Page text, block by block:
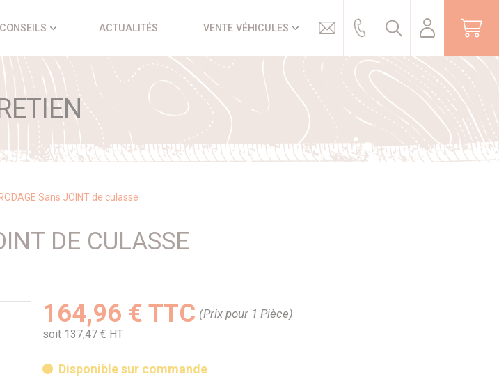
ACTUALITÉS VENTE VÉHICULES
Sans JOINT de culasse
DE CULASSE
164,96 € TTC (Prix pour 1 Pièce)
soit 137,47 € HT
Disponible sur commande